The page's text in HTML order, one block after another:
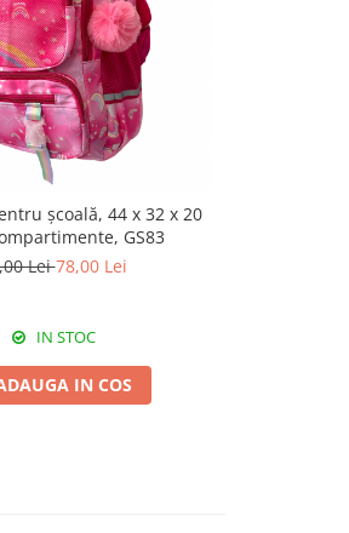
școală, 44 x 32 x 20
GS83
Lei78,00 Lei
IN STOC
IN COS